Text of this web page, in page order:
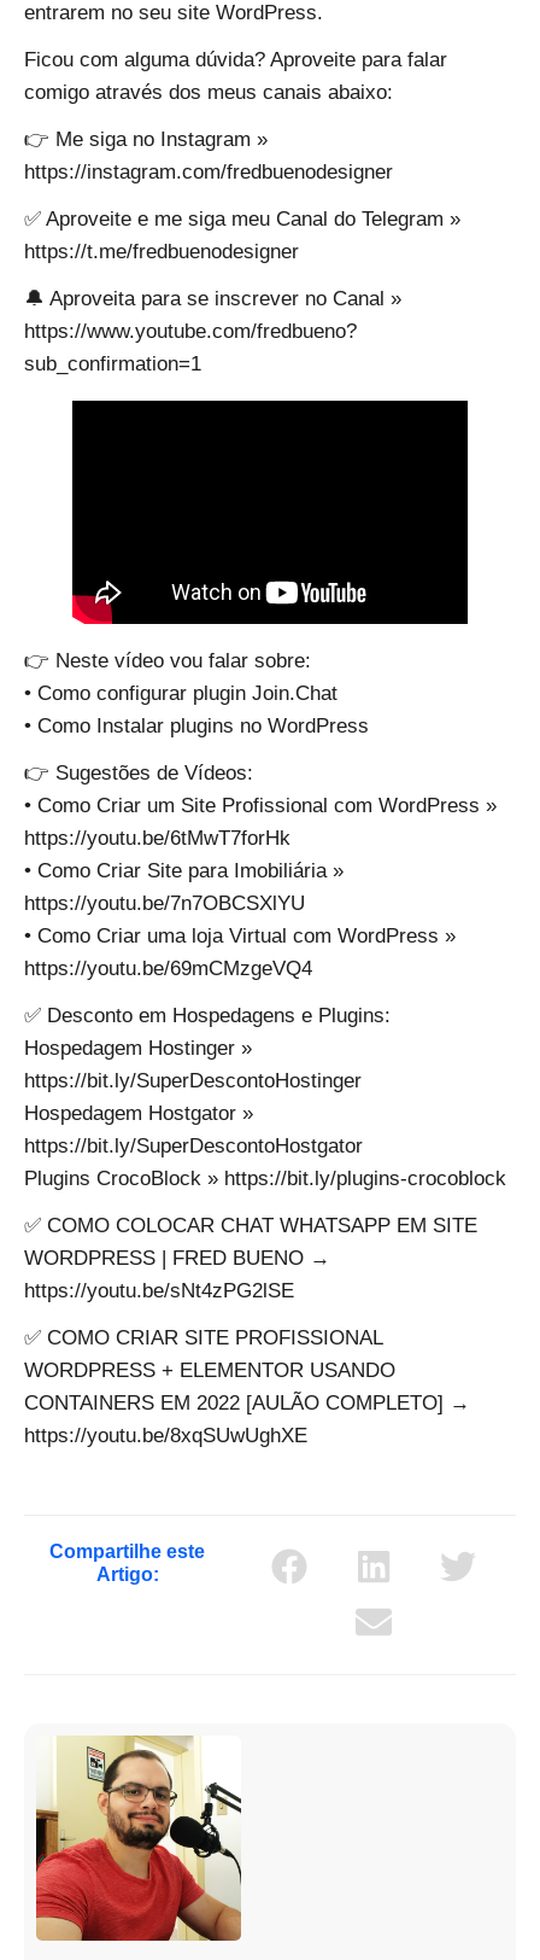
entrarem no seu site WordPress.
Ficou com alguma dúvida? Aproveite para falar
comigo através dos meus canais abaixo:
👉 Me siga no Instagram »
https://instagram.com/fredbuenodesigner
✅ Aproveite e me siga meu Canal do Telegram »
https://t.me/fredbuenodesigner
🔔 Aproveita para se inscrever no Canal »
https://www.youtube.com/fredbueno?
sub_confirmation=1
👉 Neste vídeo vou falar sobre:
• Como configurar plugin Join.Chat
• Como Instalar plugins no WordPress
👉 Sugestões de Vídeos:
• Como Criar um Site Profissional com WordPress »
https://youtu.be/6tMwT7forHk
• Como Criar Site para Imobiliária »
https://youtu.be/7n7OBCSXlYU
• Como Criar uma loja Virtual com WordPress »
https://youtu.be/69mCMzgeVQ4
✅ Desconto em Hospedagens e Plugins:
Hospedagem Hostinger »
https://bit.ly/SuperDescontoHostinger
Hospedagem Hostgator »
https://bit.ly/SuperDescontoHostgator
Plugins CrocoBlock » https://bit.ly/plugins-crocoblock
✅ COMO COLOCAR CHAT WHATSAPP EM SITE
WORDPRESS | FRED BUENO →
https://youtu.be/sNt4zPG2lSE
✅ COMO CRIAR SITE PROFISSIONAL
WORDPRESS + ELEMENTOR USANDO
CONTAINERS EM 2022 [AULÃO COMPLETO] →
https://youtu.be/8xqSUwUghXE
Compartilhe este
Artigo: